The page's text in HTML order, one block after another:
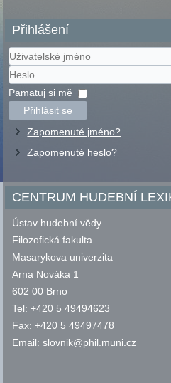
Přihlášení
Uživatelské
jméno
Heslo
Pamatuj si mě
Přihlásit se
Zapomenuté jméno?
Zapomenuté heslo?
CENTRUM HUDEBNÍ
Ústav hudební vědy
Filozofická fakulta
Masarykova univerzita
Arna Nováka 1
602 00 Brno
Tel: +420 5 49494623
Fax: +420 5 49497478
Email:slovnik@phil.muni.cz